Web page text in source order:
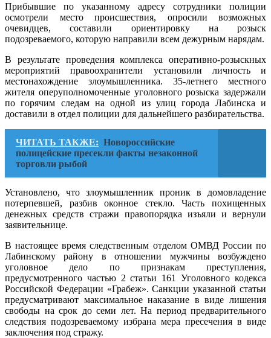
Прибывшие по указанному адресу сотрудники полиции
осмотрели место происшествия, опросили возможных
очевидцев, составили ориентировку на розыск
подозреваемого, которую направили всем дежурным нарядам.
В результате проведения комплекса оперативно-розыскных
мероприятий правоохранители установили личность и
местонахождение злоумышленника. 35-летнего местного
жителя оперуполномоченные уголовного розыска задержали
по горячим следам на одной из улиц города Лабинска и
доставили в отдел полиции для дальнейшего разбирательства.
ЧИТАТЬ ТАКЖЕ: Новороссийские
полицейские пресекли факты незаконной
торговли рыбой
Установлено, что злоумышленник проник в домовладение
потерпевшей, разбив оконное стекло. Часть похищенных
денежных средств стражи правопорядка изъяли и вернули
заявительнице.
В настоящее время следственным отделом ОМВД России по
Лабинскому району в отношении мужчины возбуждено
уголовное дело по признакам преступления,
предусмотренного частью 2 статьи 161 Уголовного кодекса
Российской Федерации «Грабеж». Санкции указанной статьи
предусматривают максимальное наказание в виде лишения
свободы на срок до семи лет. На период предварительного
следствия подозреваемому избрана мера пресечения в виде
заключения под стражу.